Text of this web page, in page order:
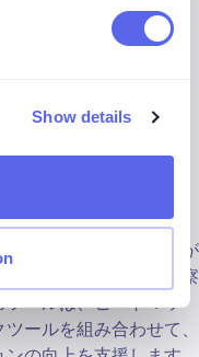
Show details
動を分析し、訪問者が
ているかについて洞察
ールは、ヒートマッ
ールを組み合わせて、